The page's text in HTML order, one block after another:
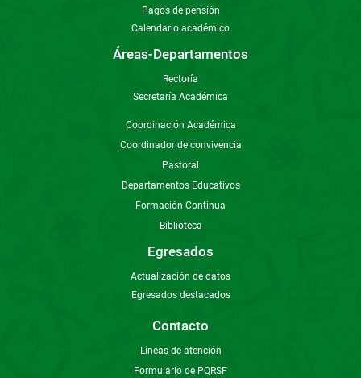
Pagos de pensión
Calendario académico
Áreas-Departamentos
Rectoría
Secretaría Académica
Coordinación Académica
Coordinador de convivencia
Pastoral
Departamentos Educativos
Formación Continua
Biblioteca
Egresados
Actualización de datos
Egresados destacados
Contacto
Líneas de atención
Formulario de PQRSF